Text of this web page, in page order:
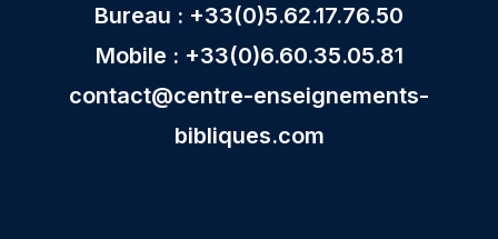
Bureau : +33(0)5.62.17.76.50
Mobile : +33(0)6.60.35.05.81
contact@centre-enseignements-
bibliques.com